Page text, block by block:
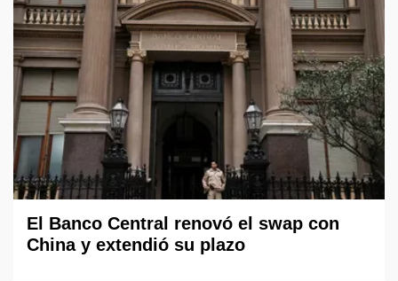
El Banco Central renovó el swap con
China y extendió su plazo